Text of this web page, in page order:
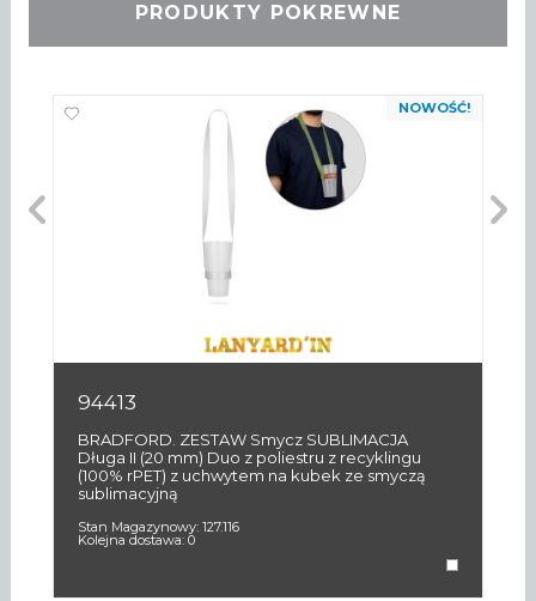
PRODUKTY POKREWNE
NOWOŚĆ!
94413
BRADFORD. ZESTAW Smycz SUBLIMACJA
Długa II (20 mm) Duo z poliestru z recyklingu
(100% rPET) z uchwytem na kubek ze smyczą
sublimacyjną
Stan Magazynowy: 127.116
Kolejna dostawa: 0